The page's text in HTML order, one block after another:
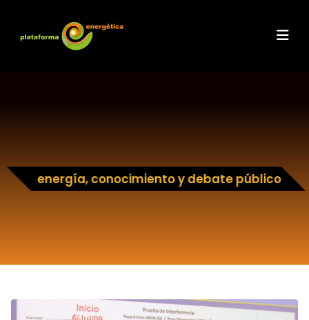
energía, conocimiento y debate público